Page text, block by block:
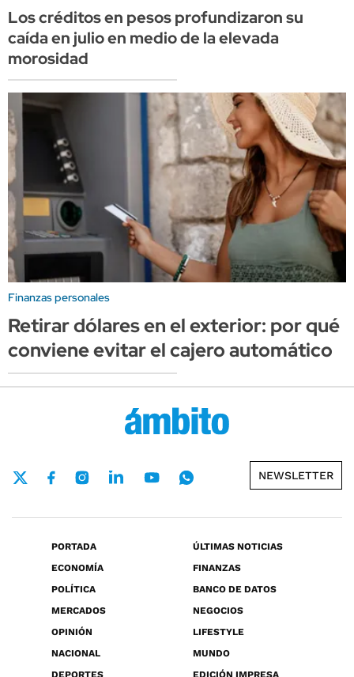
Los créditos en pesos profundizaron su
caída en julio en medio de la elevada
morosidad
Finanzas personales
Retirar dólares en el exterior: por qué
conviene evitar el cajero automático
NEWSLETTER
PORTADA
ÚLTIMAS NOTICIAS
ECONOMÍA
FINANZAS
POLÍTICA
BANCO DE DATOS
MERCADOS
NEGOCIOS
OPINIÓN
LIFESTYLE
NACIONAL
MUNDO